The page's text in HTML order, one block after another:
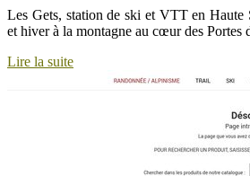
Les Gets, station de ski et VTT en Haute
et hiver à la montagne au cœur des Portes
Lire la suite